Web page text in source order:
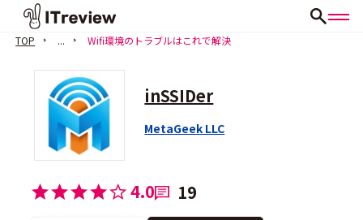
TOP ... Wifi環境のトラブルはこれで解決
inSSIDer
MetaGeek LLC
4.0 19